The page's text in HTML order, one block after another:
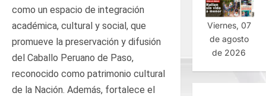
como un espacio de integración
académica, cultural y social, que
promueve la preservación y difusión
del Caballo Peruano de Paso,
reconocido como patrimonio cultural
de la Nación. Además, fortalece el
Viernes, 07
de agosto
de 2026